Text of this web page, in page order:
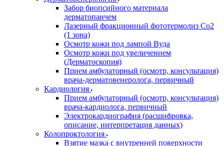
Забор биопсийного материала
дерматопанчем
Лазерный фракционный фототермолиз Со2
(1 зона)
Осмотр кожи под лампой Вуда
Осмотр кожи под увеличением
(Дерматоскопия)
Прием амбулаторный (осмотр, консультация)
врача-дерматовенеролога, первичный
Кардиология
Прием амбулаторный (осмотр, консультация)
врача-кардиолога, первичный
Электрокардиография (расшифровка,
описание, интерпретация данных)
Колопроктология
Взятие мазка с внутренней поверхности